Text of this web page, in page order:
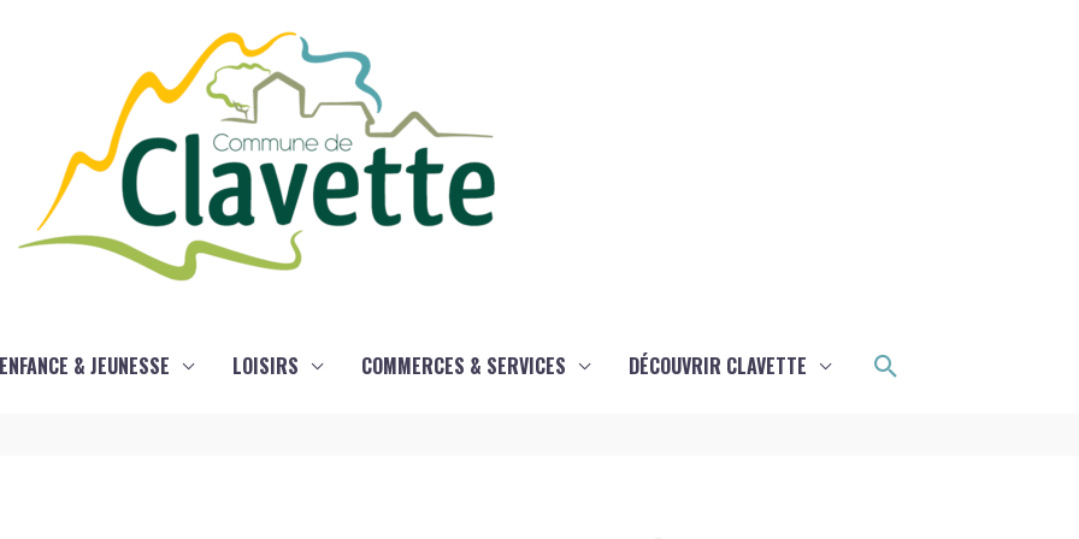
ENFANCE & JEUNESSE LOISIRS COMMERCES & SERVICES DÉCOUVRIR CLAVETTE Rechercher